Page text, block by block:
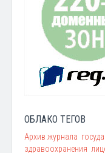
ОБЛАКО ТЕГОВ
Архив журнала
здравоохранения